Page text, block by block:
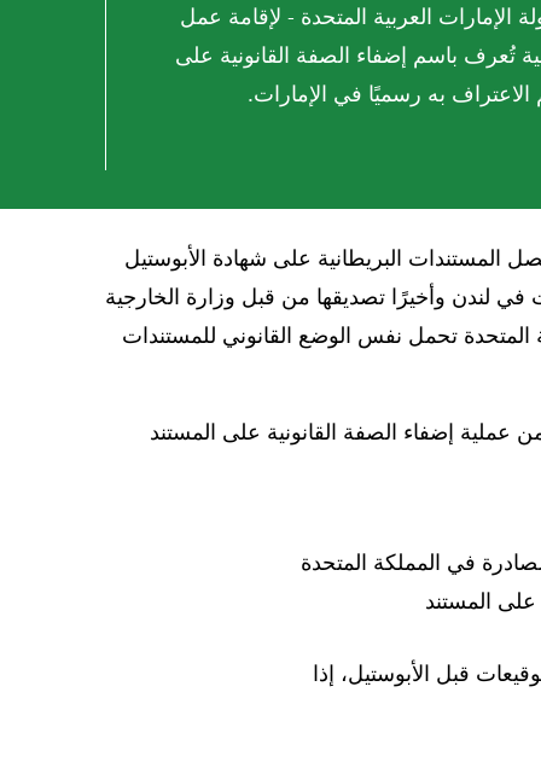
العربية المتحدة - لإقامة عمل
تُعرف باسم إضفاء الصفة القانونية على
به رسميًا في الإمارات.
المستندات البريطانية على شهادة الأبوستيل
في لندن وأخيرًا تصديقها من قبل وزارة الخارجية
المتحدة تحمل نفس الوضع القانوني للمستندات
إضفاء الصفة القانونية على المستند
في المملكة المتحدة
المستند
قبل الأبوستيل، إذا